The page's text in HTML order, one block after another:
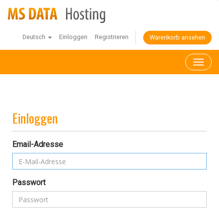
Deutsch Einloggen Registrieren Warenkorb ansehen
Einloggen
Email-Adresse
Passwort